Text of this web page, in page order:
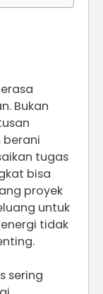
Bukan
berani
tugas
bisa
proyek
untuk
tidak
sering